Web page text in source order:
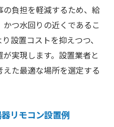
負担を軽減するため、給
つ水回りの近くであるこ
設置コストを抑えつつ、
実現します。設置業者と
た最適な場所を選定する
リモコン設置例